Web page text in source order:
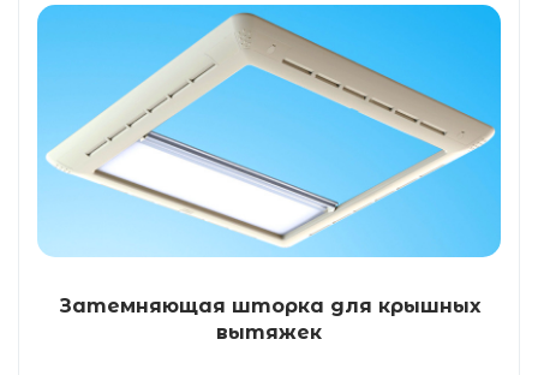
Затемняющая шторка для крышных
вытяжек